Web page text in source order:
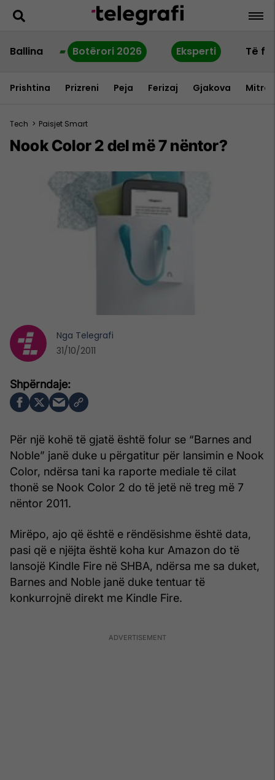
Ballina Botërori 2026 Eksperti Të
Prishtina Prizreni Peja Ferizaj Gjakova
Tech > Paisjet Smart
Nook Color 2 del më 7 nëntor?
Për një kohë të gjatë është folur se “Barnes and
Noble” janë duke u përgatitur për lansimin e Nook
Color, ndërsa tani ka raporte mediale të cilat
thonë se Nook Color 2 do të jetë në treg më 7
nëntor 2011.
Mirëpo, ajo që është e rëndësishme është data,
pasi që e njëjta është koha kur Amazon do të
lansojë Kindle Fire në SHBA, ndërsa me sa duket,
Barnes and Noble janë duke tentuar të
konkurrojnë direkt me Kindle Fire.
Nga Telegrafi
31/10/2011